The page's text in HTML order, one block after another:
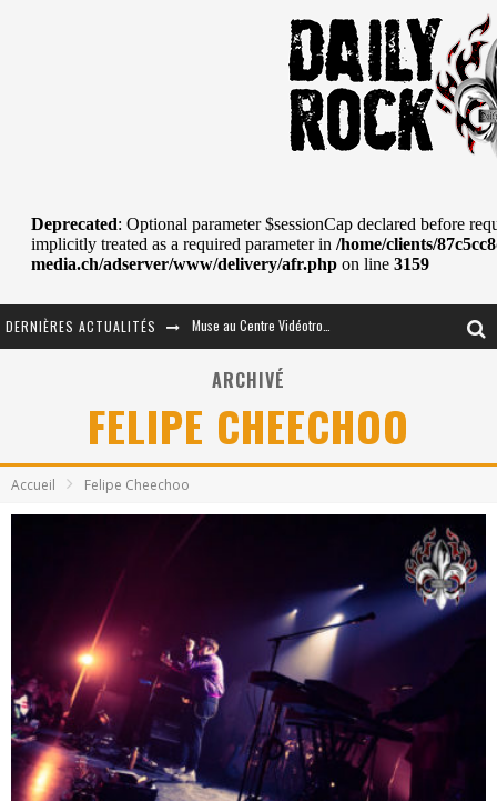
DERNIÈRES ACTUALITÉS Journey et Toto au Centre Bell
La Tragédie sort de la nouvelle musique
Tove Lo était de passage au MTELUS
On va se le dire, Sword est de retour
La compil’ Zoo de Slam Disques est de retour
Les rêves sont faits pour être réalisés
ARCHIVÉ
FELIPE CHEECHOO
Accueil Felipe Cheechoo